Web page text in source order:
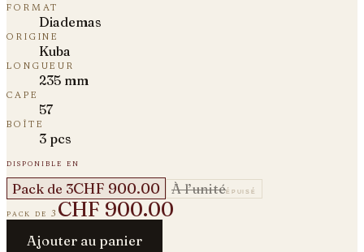
format
Diademas
origine
Kuba
longueur
235 mm
cape
57
boîte
3 pcs
disponible en
Pack de 3CHF 900.00 À l’unitéépuisé
pack de 3 CHF 900.00
Ajouter au panier